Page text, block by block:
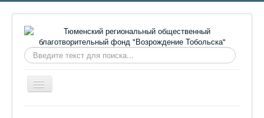
Искать...
Включить/
выключить